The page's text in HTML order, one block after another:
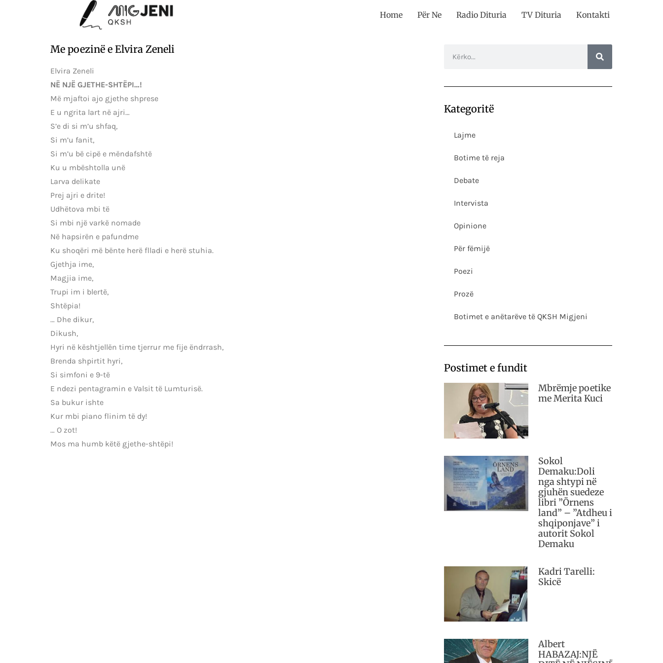
Home Për Ne Radio Dituria TV Dituria Kontakti
Me poezinë e Elvira Zeneli
Elvira Zeneli
NË NJË GJETHE-SHTËPI…!
Më mjaftoi ajo gjethe shprese
E u ngrita lart në ajri…
S’e di si m’u shfaq,
Si m’u fanit,
Si m’u bë cipë e mëndafshtë
Ku u mbështolla unë
Larva delikate
Prej ajri e drite!
Udhëtova mbi të
Si mbi një varkë nomade
Në hapsirën e pafundme
Ku shoqëri më bënte herë flladi e herë stuhia.
Gjethja ime,
Magjia ime,
Trupi im i blertë,
Shtëpia!
… Dhe dikur,
Dikush,
Hyri në kështjellën time tjerrur me fije ëndrrash,
Brenda shpirtit hyri,
Si simfoni e 9-të
E ndezi pentagramin e Valsit të Lumturisë.
Sa bukur ishte
Kur mbi piano flinim të dy!
… O zot!
Mos ma humb këtë gjethe-shtëpi!
Kategoritë
Lajme
Botime të reja
Debate
Intervista
Opinione
Për fëmijë
Poezi
Prozë
Botimet e anëtarëve të QKSH Migjeni
Postimet e fundit
Mbrëmje poetike
me Merita Kuci
Sokol
Demaku:Doli
nga shtypi në
gjuhën suedeze
libri ”Örnens
land” – ”Atdheu i
shqiponjave” i
autorit Sokol
Demaku
Kadri Tarelli:
Skicë
Albert
HABAZAJ:NJË